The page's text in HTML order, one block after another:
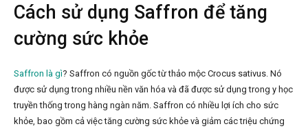
Cách sử dụng Saffron để tăng
cường sức khỏe
Saffron là gì? Saffron có nguồn gốc từ thảo mộc Crocus sativus. Nó
được sử dụng trong nhiều nền văn hóa và đã được sử dụng trong y học
truyền thống trong hàng ngàn năm. Saffron có nhiều lợi ích cho sức
khỏe, bao gồm cả việc tăng cường sức khỏe và giảm các triệu chứng